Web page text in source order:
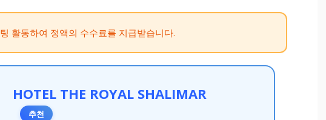
활동하여 정액의 수수료를 지급받습니다.
HOTEL THE ROYAL SHALIMAR
추천